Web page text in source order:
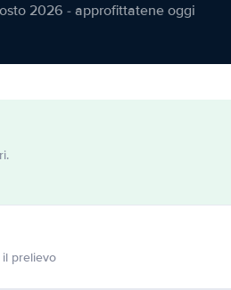
2026 - approfittatene oggi
prelievo